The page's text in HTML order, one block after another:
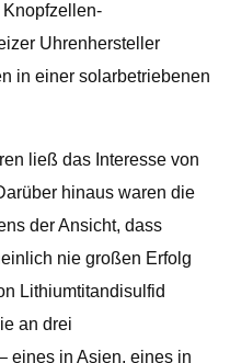
Uhrenhersteller
in einer solarbetriebenen
ließ das Interesse von
hinaus waren die
der Ansicht, dass
nie großen Erfolg
Lithiumtitandisulfid
an drei
eines in Asien, eines in